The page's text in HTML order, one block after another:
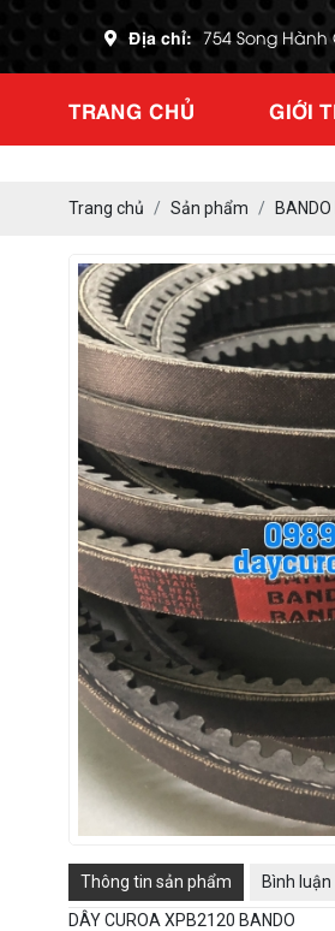
Địa chỉ: 754 Song Hành
TRANG CHỦ GIỚI
Trang chủ Sản phẩm
Thông tin sản phẩm
Bình luận
DÂY CUROA XPB2120 BANDO